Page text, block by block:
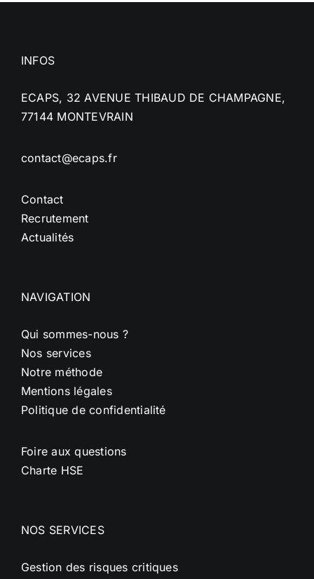
ECAPS, 32 AVENUE THIBAUD DE CHAMPAGNE,
contact@ecaps.fr
Contact
Actualités
Qui sommes-nous ?
Notre méthode
Mentions légales
Politique de confidentialité
Foire aux questions
Gestion des risques critiques
Gestion de la santé et sécurité